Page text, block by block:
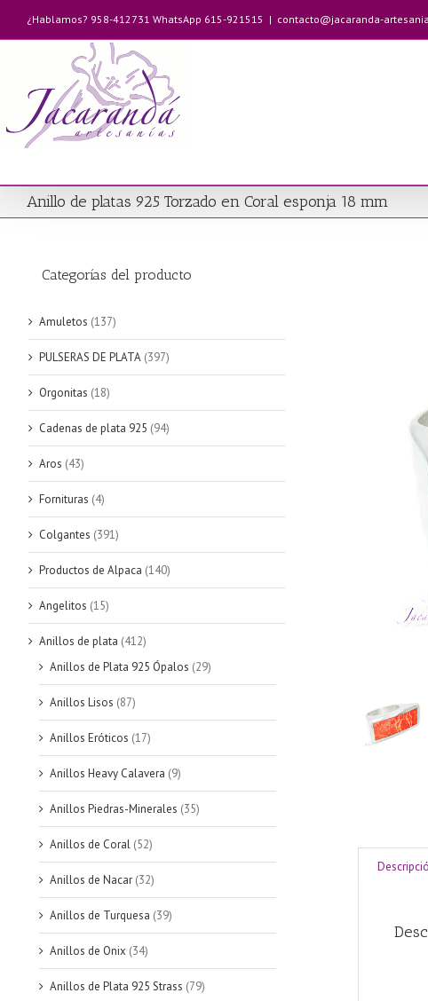
contenido
¿Hablamos? 958-412731 WhatsApp 615-921515 | contacto@jacaranda-
Anillo de platas 925 Torzado en Coral esponja 18 mm
Categorías del producto
Amuletos (137)
PULSERAS DE PLATA (397)
Orgonitas (18)
Cadenas de plata 925 (94)
Aros (43)
Fornituras (4)
Colgantes (391)
Productos de Alpaca (140)
Angelitos (15)
Anillos de plata (412)
Anillos de Plata 925 Ópalos (29)
Anillos Lisos (87)
Anillos Eróticos (17)
Anillos Heavy Calavera (9)
Anillos Piedras-Minerales (35)
Anillos de Coral (52)
Anillos de Nacar (32)
Anillos de Turquesa (39)
Anillos de Onix (34)
Anillos de Plata 925 Strass (79)